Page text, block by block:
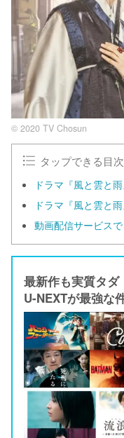
© 2020 TV Chosun
タップできる目次
ドラマ『風と雲と
ドラマ『風と雲と
動画配信サービス
最新作も実質タダ
U-NEXTが最強な件